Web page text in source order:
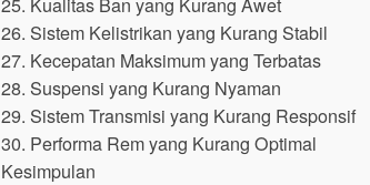
26. Sistem Kelistrikan yang Kurang Stabil
27. Kecepatan Maksimum yang Terbatas
28. Suspensi yang Kurang Nyaman
29. Sistem Transmisi yang Kurang Responsif
30. Performa Rem yang Kurang Optimal
Kesimpulan